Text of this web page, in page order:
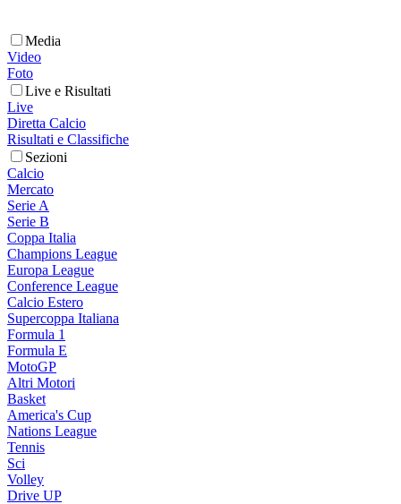
Media
Video
Foto
Live e Risultati
Live
Diretta Calcio
Risultati e Classifiche
Sezioni
Calcio
Mercato
Serie A
Serie B
Coppa Italia
Champions League
Europa League
Conference League
Calcio Estero
Supercoppa Italiana
Formula 1
Formula E
MotoGP
Altri Motori
Basket
America's Cup
Nations League
Tennis
Sci
Volley
Drive UP